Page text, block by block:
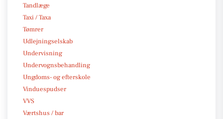
Tandlæge
Taxi / Taxa
Tømrer
Udlejningselskab
Undervisning
Undervognsbehandling
Ungdoms- og efterskole
Vinduespudser
VVS
Værtshus / bar